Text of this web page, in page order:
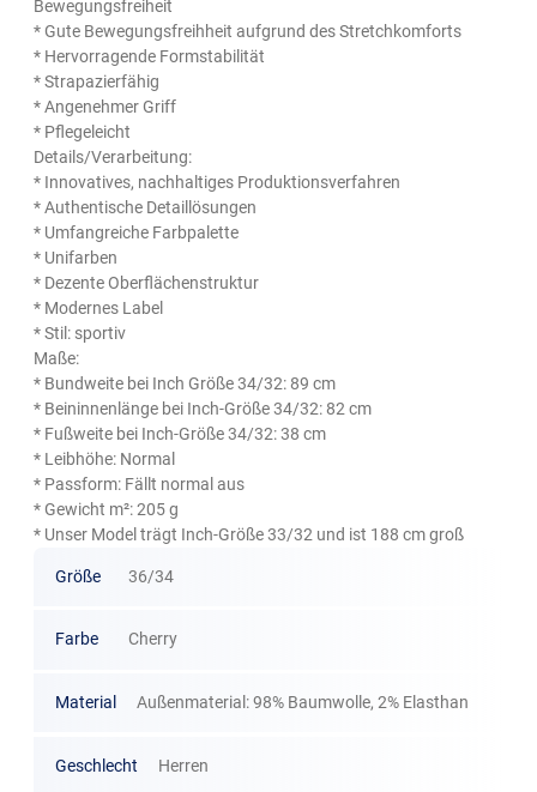
Bewegungsfreiheit
* Gute Bewegungsfreihheit aufgrund des Stretchkomforts
* Hervorragende Formstabilität
* Strapazierfähig
* Angenehmer Griff
* Pflegeleicht
Details/Verarbeitung:
* Innovatives, nachhaltiges Produktionsverfahren
* Authentische Detaillösungen
* Umfangreiche Farbpalette
* Unifarben
* Dezente Oberflächenstruktur
* Modernes Label
* Stil: sportiv
Maße:
* Bundweite bei Inch Größe 34/32: 89 cm
* Beininnenlänge bei Inch-Größe 34/32: 82 cm
* Fußweite bei Inch-Größe 34/32: 38 cm
* Leibhöhe: Normal
* Passform: Fällt normal aus
* Gewicht m²: 205 g
* Unser Model trägt Inch-Größe 33/32 und ist 188 cm groß
Größe 36/34
Farbe Cherry
Material Außenmaterial: 98% Baumwolle, 2% Elasthan
Geschlecht Herren